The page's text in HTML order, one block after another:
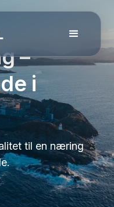
–
i
til en næring